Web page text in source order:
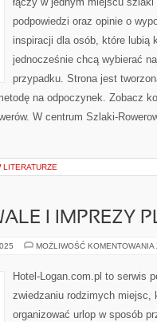
podpowiedzi oraz opinie o
inspiracji dla osób, które lubią
jednocześnie chcą wybierać
przypadku. Strona jest
na odpoczynek. Zobacz
W centrum Szlaki-
I IMPREZY
MOŻLIWOŚĆ KOMENTOWANIA
Hotel-Logan.com.pl to serwis
zwiedzaniu rodzimych miejsc,
organizować urlop w sposób